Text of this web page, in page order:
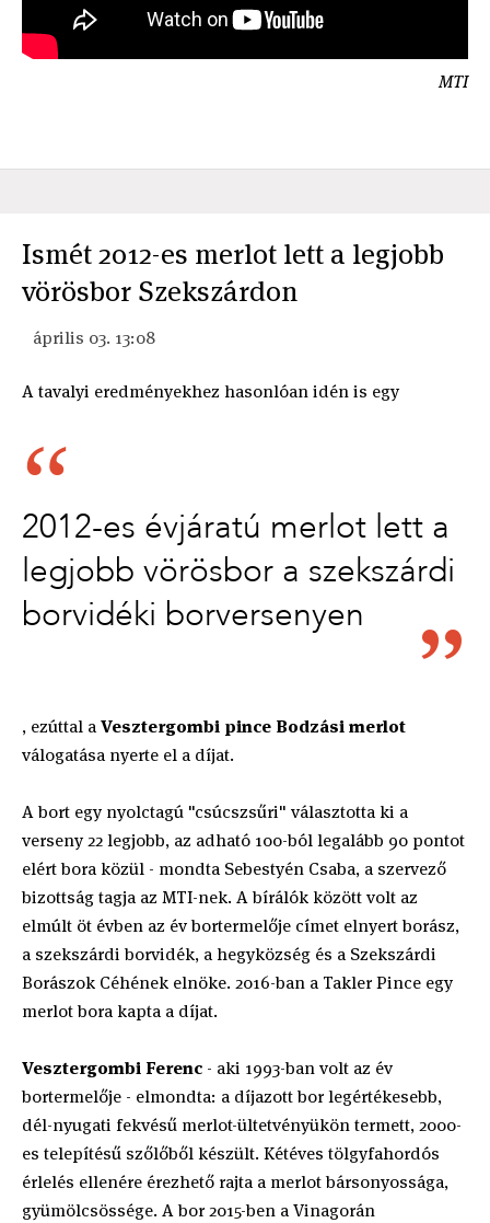
MTI
Ismét 2012-es merlot lett a legjobb
vörösbor Szekszárdon
április 03. 13:08
A tavalyi eredményekhez hasonlóan idén is egy
2012-es évjáratú merlot lett a
legjobb vörösbor a szekszárdi
borvidéki borversenyen
, ezúttal aVesztergombi pince Bodzási merlot
válogatása nyerte el a díjat.
A bort egy nyolctagú "csúcszsűri" választotta ki a
verseny 22 legjobb, az adható 100-ból legalább 90 pontot
elért bora közül - mondta Sebestyén Csaba, a szervező
bizottság tagja az MTI-nek. A bírálók között volt az
elmúlt öt évben az év bortermelője címet elnyert borász,
a szekszárdi borvidék, a hegyközség és a Szekszárdi
Borászok Céhének elnöke. 2016-ban a Takler Pince egy
merlot bora kapta a díjat.
Vesztergombi Ferenc - aki 1993-ban volt az év
bortermelője - elmondta: a díjazott bor legértékesebb,
dél-nyugati fekvésű merlot-ültetvényükön termett, 2000-
es telepítésű szőlőből készült. Kétéves tölgyfahordós
érlelés ellenére érezhető rajta a merlot bársonyossága,
gyümölcsössége. A bor 2015-ben a Vinagorán